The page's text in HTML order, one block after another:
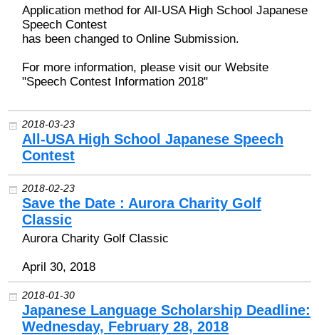
Application method for All-USA High School Japanese
Speech Contest
has been changed to Online Submission.
For more information, please visit our Website
"Speech Contest Information 2018"
2018-03-23
All-USA High School Japanese Speech
Contest
2018-02-23
Save the Date : Aurora Charity Golf
Classic
Aurora Charity Golf Classic
April 30, 2018
2018-01-30
Japanese Language Scholarship Deadline:
Wednesday, February 28, 2018